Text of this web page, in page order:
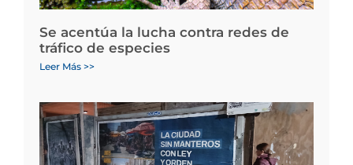
Se acentúa la lucha contra redes de
tráfico de especies
Leer Más >>